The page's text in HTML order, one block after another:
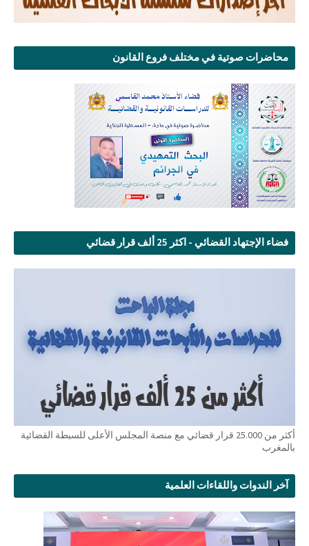
محاضرات صوتية في مختلف فروع القانون
فضاء الإجتهاد القضائي - اكثر 25 ألف قرار قضائي
أكثر من 25.000 قرار قضائي مع منصة المجلس الأعلى للسبطة القضائية
بالمغرب
آخر الندوات واللقاءات العلمية